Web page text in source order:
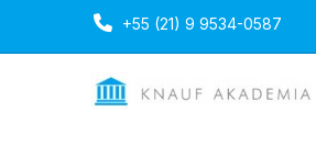
+55 (21) 9 9534-0587